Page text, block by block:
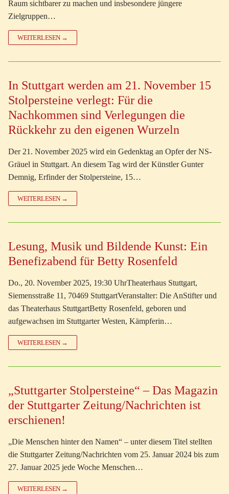
Raum sichtbarer zu machen und insbesondere jüngere
Zielgruppen…
WEITERLESEN →
In Stuttgart werden am 21. November 15
Stolpersteine verlegt: Für die
Nachkommen sind Verlegungen die
Rückkehr zu den eigenen Wurzeln
Der 21. November 2025 wird ein Gedenktag an Opfer der NS-
Gräuel in Stuttgart. An diesem Tag wird der Künstler Gunter
Demnig, Erfinder der Stolpersteine, 15…
WEITERLESEN →
Lesung, Musik und Bildende Kunst: Ein
Benefizabend für Betty Rosenfeld
Do., 20. November 2025, 19:30 UhrTheaterhaus Stuttgart,
Siemensstraße 11, 70469 StuttgartVeranstalter: Die AnStifter und
das Theaterhaus StuttgartBetty Rosenfeld, geboren und
aufgewachsen im Stuttgarter Westen, Kämpferin…
WEITERLESEN →
„Stuttgarter Stolpersteine“ – Das Magazin
der Stuttgarter Zeitung/Nachrichten ist
erschienen!
„Die Menschen hinter den Namen“ – unter diesem Titel stellten
die Stuttgarter Zeitung/Nachrichten vom 25. Januar 2024 bis zum
27. Januar 2025 jede Woche Menschen…
WEITERLESEN →